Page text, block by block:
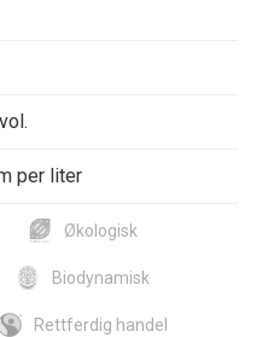
per liter
Økologisk
Biodynamisk
Rettferdig handel